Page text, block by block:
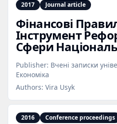
2017 Journal article
Фінансові
Інструмент
Сфери
Publisher: Вчені записки
Економіка
Authors: Vira Usyk
2016 Conference proceedings